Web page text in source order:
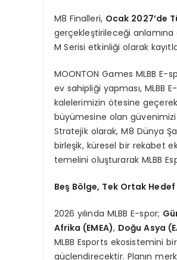
M8 Finalleri, Ocak 2027’de
gerçekleştirileceği anlamına
M Serisi etkinliği olarak
MOONTON Games MLBB E-
ev sahipliği yapması, MLBB
kalelerimizin ötesine
büyümesine olan güvenimizi
Stratejik olarak, M8 Dünya
birleşik, küresel bir rekabet
temelini oluşturarak MLBB
Beş Bölge, Tek Ortak Hedef
2026 yılında MLBB E-spor;
Afrika (EMEA), Doğu Asya
MLBB Esports ekosistemini
güçlendirecektir. Planın